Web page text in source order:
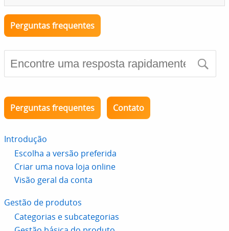
Perguntas frequentes
Perguntas frequentes Contato
Introdução
Escolha a versão preferida
Criar uma nova loja online
Visão geral da conta
Gestão de produtos
Categorias e subcategorias